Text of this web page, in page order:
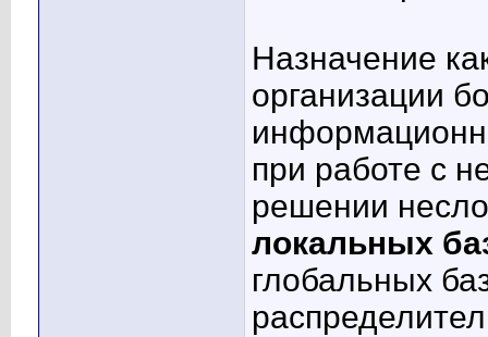
Назначение
организации
при работе с
решении
локальных
глобальных